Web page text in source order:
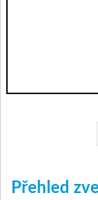
Přehled